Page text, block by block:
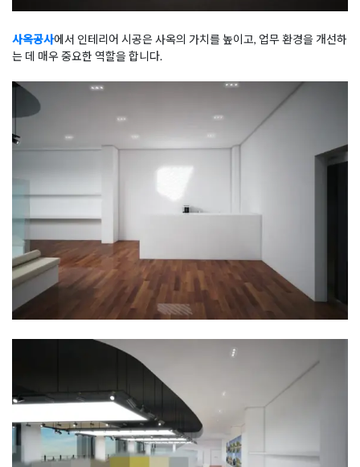
사옥공사에서 인테리어 시공은 사옥의 가치를 높이고, 업무 환경을 개선하
는 데 매우 중요한 역할을 합니다.